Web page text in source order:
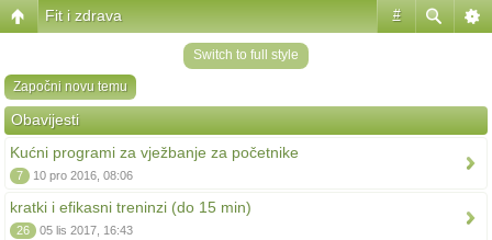
#
Fit i zdrava
Switch to full style
Započni novu temu
Obavijesti
Kućni programi za vježbanje za početnike
7 10 pro 2016, 08:06
kratki i efikasni treninzi (do 15 min)
26 05 lis 2017, 16:43